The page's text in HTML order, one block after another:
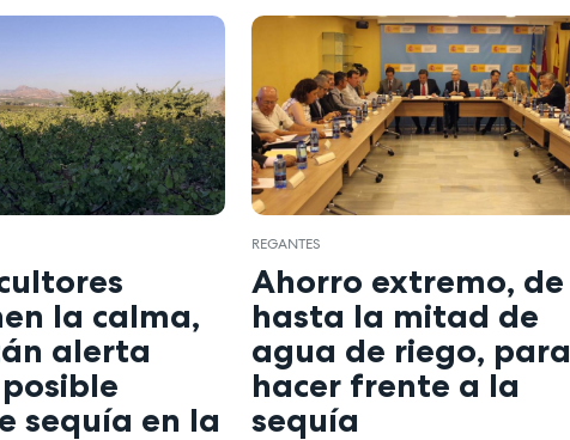
la calma,
alerta
sequía en la
REGANTES
Ahorro extremo, de
hasta la mitad de
agua de riego, para
hacer frente a la
sequía